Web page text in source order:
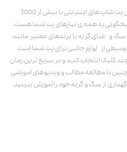
پت استور به عنوان یکی از قدیمی‌ترین پت شاپ های اینترنتی با بیش از 3000
به همه ی نیازهای پت شما هست.
و غذای گربه با برندهای معتبر مانند:
از لوازم جانبی برای پت شما است.
چند کلیک انتخاب کنید و در سریع ترین زمان
با مطالعه مطالب و ویدیوهای آموزشی
از سگ و گربه خود را آموزش ببینید.